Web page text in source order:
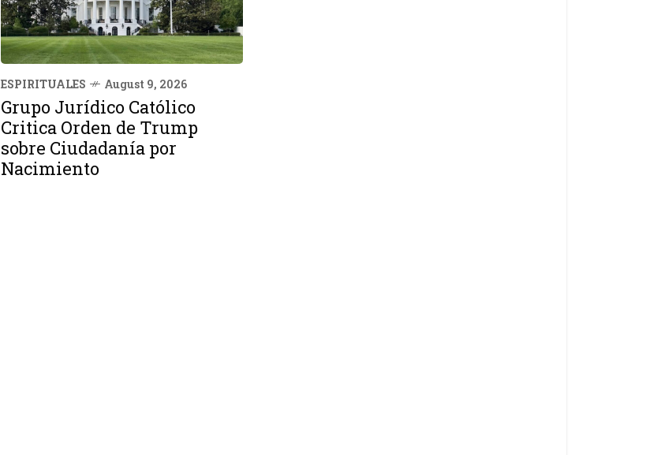
ESPIRITUALES August 9, 2026
Grupo Jurídico Católico
Critica Orden de Trump
sobre Ciudadanía por
Nacimiento